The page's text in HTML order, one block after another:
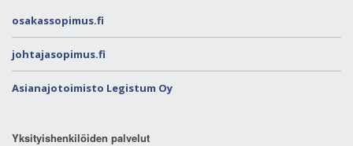
osakassopimus.fi
johtajasopimus.fi
Asianajotoimisto Legistum Oy
Yksityishenkilöiden palvelut